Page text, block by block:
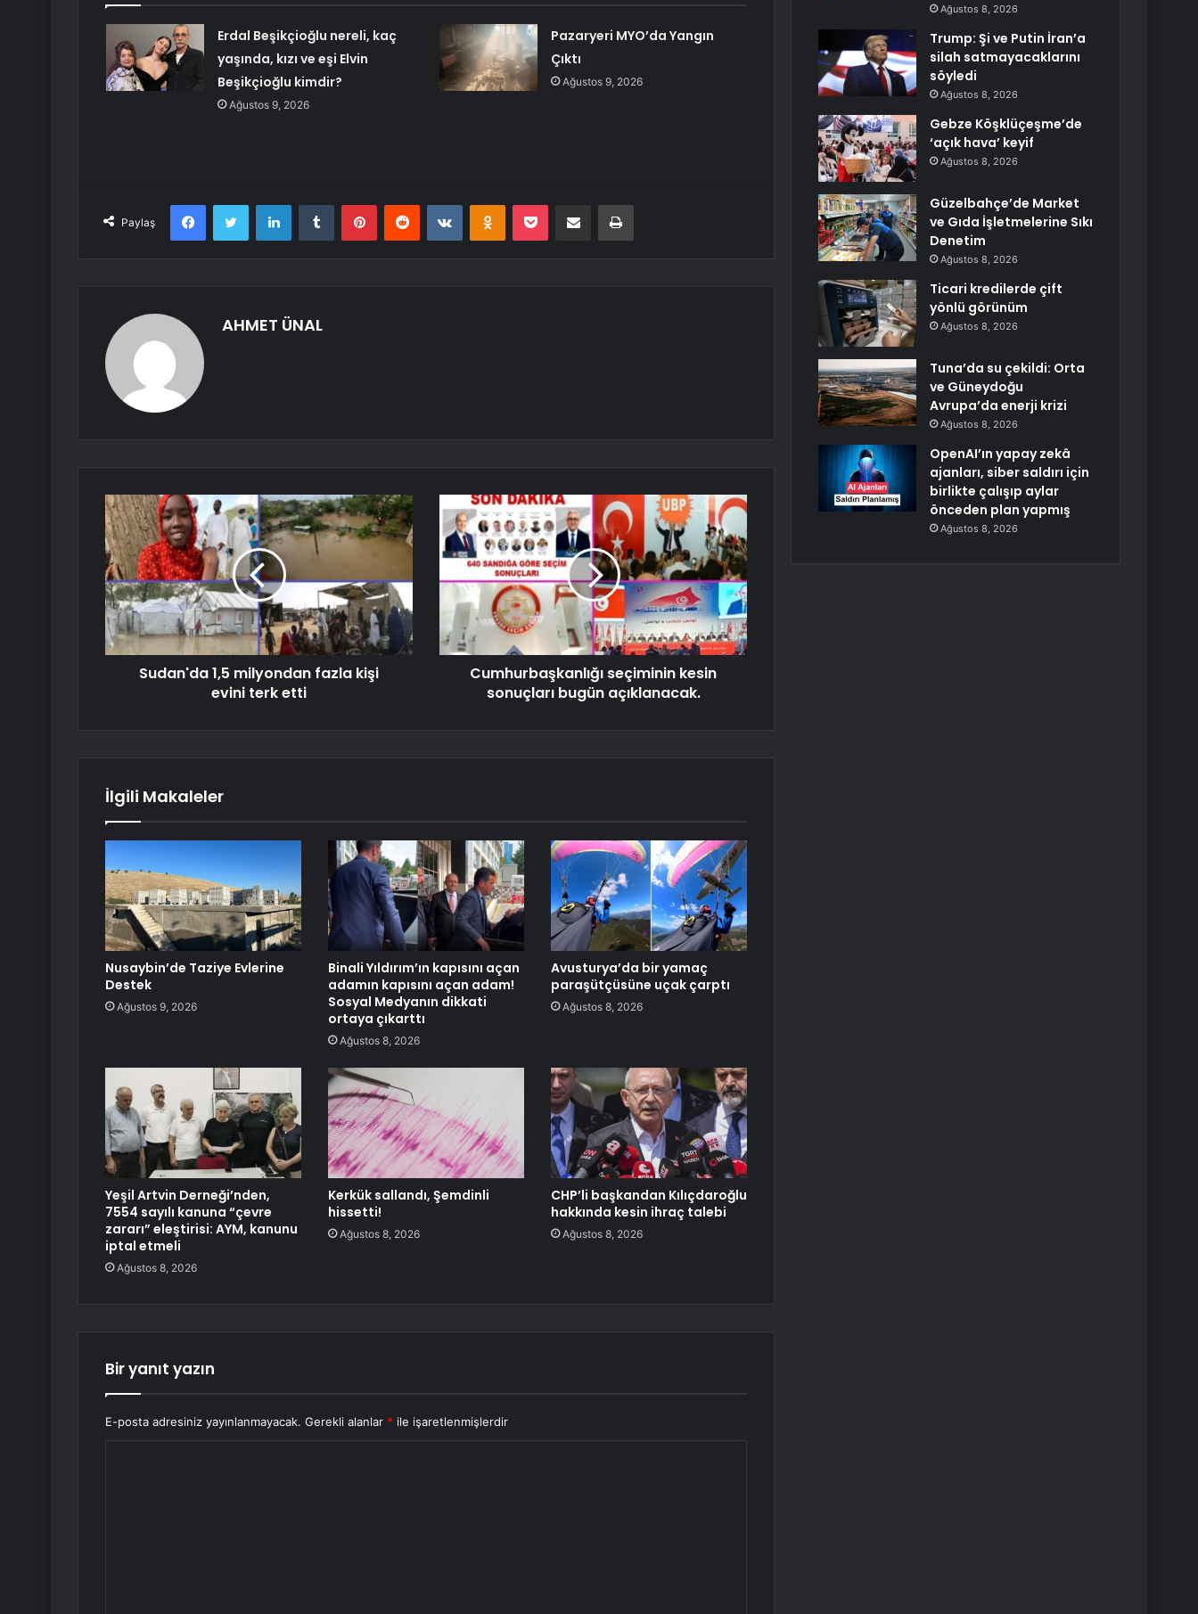
Erdal Beşikçioğlu nereli, kaç
yaşında, kızı ve eşi Elvin
Beşikçioğlu kimdir?
Ağustos 9, 2026
Pazaryeri MYO’da Yangın
Çıktı
Ağustos 9, 2026
Paylaş
FacebookTwitter LinkedInTumblr PinterestReddit VKontakteOdnoklassniki
Pocket E-Posta ile paylaş Yazdır
AHMET ÜNAL
Sudan'da 1,5 milyondan fazla kişi
evini terk etti
Cumhurbaşkanlığı seçiminin kesin
sonuçları bugün açıklanacak.
İlgili Makaleler
Nusaybin’de Taziye Evlerine
Destek
Ağustos 9, 2026
Binali Yıldırım’ın kapısını açan
adamın kapısını açan adam!
Sosyal Medyanın dikkati
ortaya çıkarttı
Ağustos 8, 2026
Avusturya’da bir yamaç
paraşütçüsüne uçak çarptı
Ağustos 8, 2026
Yeşil Artvin Derneği’nden,
7554 sayılı kanuna “çevre
zararı” eleştirisi: AYM, kanunu
iptal etmeli
Ağustos 8, 2026
Kerkük sallandı, Şemdinli
hissetti!
Ağustos 8, 2026
CHP’li başkandan Kılıçdaroğlu
hakkında kesin ihraç talebi
Ağustos 8, 2026
Bir yanıt yazın
E-posta adresiniz yayınlanmayacak. Gerekli alanlar * ile işaretlenmişlerdir
Ağustos 8, 2026
Trump: Şi ve Putin İran’a
silah satmayacaklarını
söyledi
Ağustos 8, 2026
Gebze Köşklüçeşme’de
‘açık hava’ keyif
Ağustos 8, 2026
Güzelbahçe’de Market
ve Gıda İşletmelerine Sıkı
Denetim
Ağustos 8, 2026
Ticari kredilerde çift
yönlü görünüm
Ağustos 8, 2026
Tuna’da su çekildi: Orta
ve Güneydoğu
Avrupa’da enerji krizi
Ağustos 8, 2026
OpenAI’ın yapay zekâ
ajanları, siber saldırı için
birlikte çalışıp aylar
önceden plan yapmış
Ağustos 8, 2026